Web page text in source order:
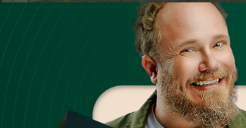
O Plano que Uni
Unimed Londrina